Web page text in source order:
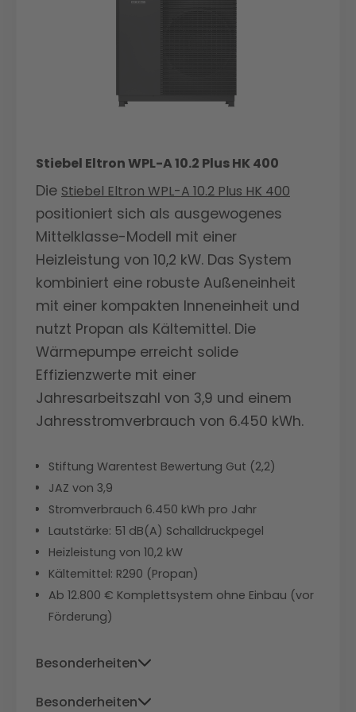
selbst bei extremen
Stiebel Eltron WPL-A 10.2 Plus HK 400
Die Stiebel Eltron WPL-A 10.2 Plus HK 400
positioniert sich als ausgewogenes
Mittelklasse-Modell mit einer
Heizleistung von 10,2 kW. Das System
kombiniert eine robuste Außeneinheit
mit einer kompakten Inneneinheit und
nutzt Propan als Kältemittel. Die
Wärmepumpe erreicht solide
Effizienzwerte mit einer
Jahresarbeitszahl von 3,9 und einem
Jahresstromverbrauch von 6.450 kWh.
Stiftung Warentest Bewertung Gut (2,2)
JAZ von 3,9
Stromverbrauch 6.450 kWh pro Jahr
Lautstärke: 51 dB(A) Schalldruckpegel
Heizleistung von 10,2 kW
Kältemittel: R290 (Propan)
Ab 12.800 € Komplettsystem ohne Einbau (vor
Förderung)
Besonderheiten
Niedrigster Stromverbrauch im Test,
Besonderheiten